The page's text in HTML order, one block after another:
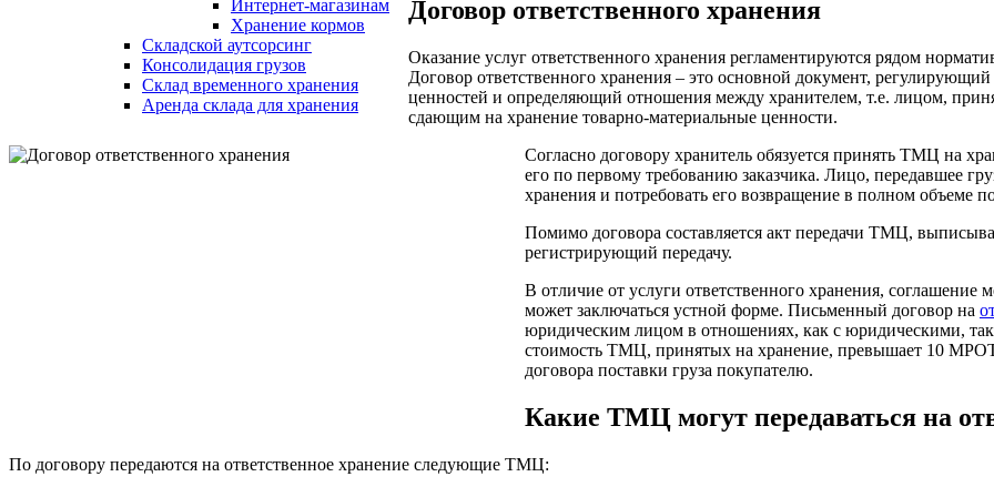
Интернет-магазинам
Хранение кормов
Складской аутсорсинг
Консолидация грузов
Склад временного хранения
Аренда склада для хранения
Договор ответственного хранения
Оказание услуг ответственного хранения регламентируются рядом
Договор ответственного хранения – это основной документ,
ценностей и определяющий отношения между хранителем, т.е. лицом,
сдающим на хранение товарно-материальные ценности.
Согласно договору хранитель обязуется принять ТМЦ на
его по первому требованию заказчика. Лицо, передавшее
хранения и потребовать его возвращение в полном объеме
Помимо договора составляется акт передачи ТМЦ,
регистрирующий передачу.
В отличие от услуги ответственного хранения,
может заключаться устной форме. Письменный договор на
юридическим лицом в отношениях, как с юридическими,
стоимость ТМЦ, принятых на хранение, превышает 10 МРОТ.
договора поставки груза покупателю.
Какие ТМЦ могут передаваться на
По договору передаются на ответственное хранение следующие ТМЦ: